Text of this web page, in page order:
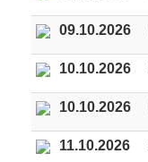
09.10.2026
10.10.2026
10.10.2026
11.10.2026